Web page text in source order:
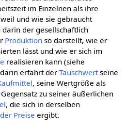
im Einzelnen als ihre
und wie sie gebraucht
der gesellschaftlich
Produktionso darstellt, wie er
lässt und wie er sich im
realisieren kann (siehe
erfährt derTauschwertseine
, seine Wertgröße als
zu seiner äußerlichen
, die sich in derselben
Preise ergibt.